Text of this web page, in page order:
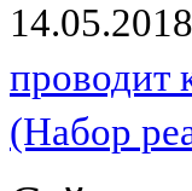
14.05.2018
проводит
(Набор